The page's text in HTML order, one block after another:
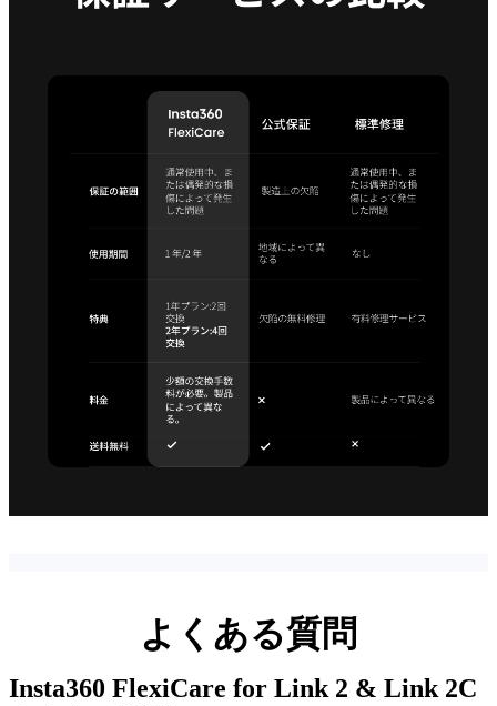
よくある質問
Insta360 FlexiCare for Link 2 & Link 2C